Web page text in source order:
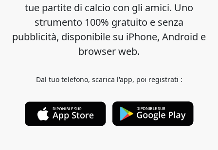
tue partite di calcio con gli amici. Uno
strumento 100% gratuito e senza
pubblicità, disponibile su iPhone, Android e
browser web.
Dal tuo telefono, scarica l'app, poi registrati :